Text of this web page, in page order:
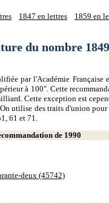
1847 en lettres 1859 en
du nombre 1849
par l'Académie
à 100". Cette
Cette exception est
On utilise des traits d'union
61 et 71.
de 1990
deux (45742)